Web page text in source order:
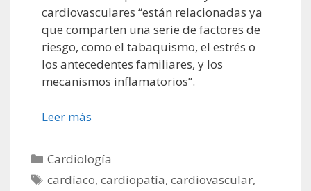
cardiovasculares “están relacionadas ya
que comparten una serie de factores de
riesgo, como el tabaquismo, el estrés o
los antecedentes familiares, y los
mecanismos inflamatorios”.
Leer más
Categorías
Cardiología
Etiquetas
cardíaco,cardiopatía,cardiovascular,